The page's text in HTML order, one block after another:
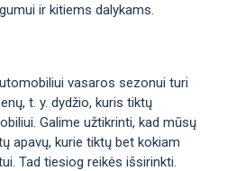
ir kitiems dalykams.
vasaros sezonui turi
t. y. dydžio, kuris tiktų
Galime užtikrinti, kad mūsų
apavų, kurie tiktų bet kokiam
Tad tiesiog reikės išsirinkti.